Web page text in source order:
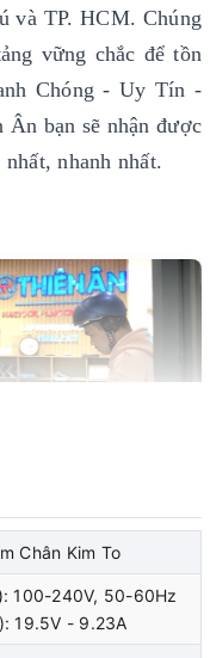
và TP. HCM. Chúng
vững chắc để tồn
Chóng - Uy Tín -
bạn sẽ nhận được
nhanh nhất.
hiệu máy tính xách
xây dựng uy tín với
Chân Kim To
100-240V, 50-60Hz
19.5V - 9.23A